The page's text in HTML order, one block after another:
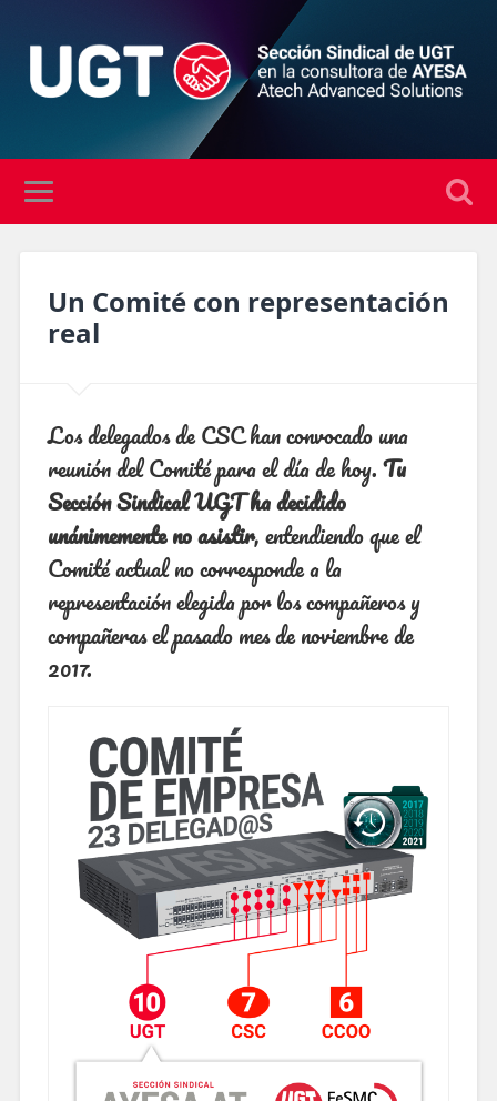
Un Comité con representación
real
Los delegados de CSC han convocado una
reunión del Comité para el día de hoy.Tu
Sección Sindical UGT ha decidido
unánimemente no asistir, entendiendo que el
Comité actual no corresponde a la
representación elegida por los compañeros y
compañeras el pasado mes de noviembre de
2017.